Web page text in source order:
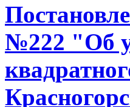
№222 "Об